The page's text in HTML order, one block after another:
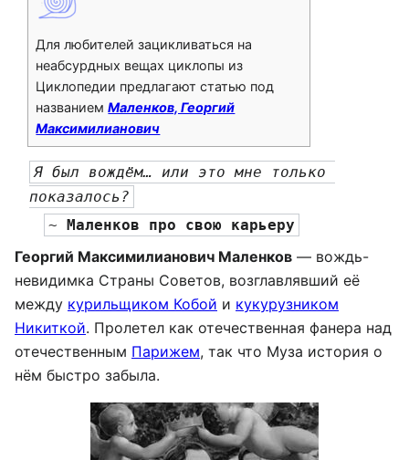
Для любителей зацикливаться на
неабсурдных вещах циклопы из
Циклопедии предлагают статью под
названиемМаленков, Георгий
Максимилианович
Я был вождём… или это мне только
показалось?
~ Маленков про свою карьеру
Георгий Максимилианович Маленков — вождь-
невидимка Страны Советов, возглавлявший её
между курильщиком Кобой и кукурузником
Никиткой. Пролетел как отечественная фанера над
отечественным Парижем, так что Муза история о
нём быстро забыла.